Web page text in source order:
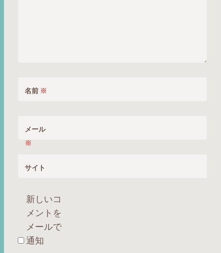
名前 ※
メール
※
サイト
新しいコ
メントを
メールで
通知